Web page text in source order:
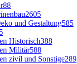
88
2605
und Gestaltung585
Historisch388
Militär588
zivil und Sonstige289